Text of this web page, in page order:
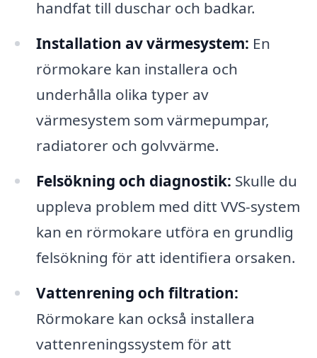
handfat till duschar och badkar.
Installation av värmesystem: En
rörmokare kan installera och
underhålla olika typer av
värmesystem som värmepumpar,
radiatorer och golvvärme.
Felsökning och diagnostik: Skulle du
uppleva problem med ditt VVS-system
kan en rörmokare utföra en grundlig
felsökning för att identifiera orsaken.
Vattenrening och filtration:
Rörmokare kan också installera
vattenreningssystem för att